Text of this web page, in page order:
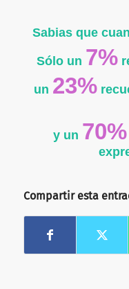
Sabias que
Sólo un 7%
un 23%
y un 70%
Compartir esta